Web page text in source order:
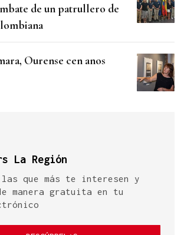
de un patrullero de
Ourense cen anos
La Región
las que más te interesen y
manera gratuita en tu